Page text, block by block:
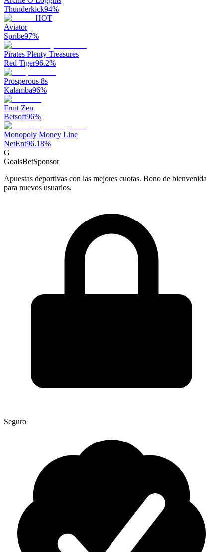
Thunderkick94%
HOT
Aviator
Spribe97%
Pirates Plenty Treasures
Red Tiger96.2%
Prosperous 8s
Kalamba96%
Fruit Zen
Betsoft96%
Monopoly Money Line
NetEnt96.18%
G
GoalsBetSponsor
Apuestas deportivas con las mejores cuotas. Bono de bienvenida
para nuevos usuarios.
Seguro